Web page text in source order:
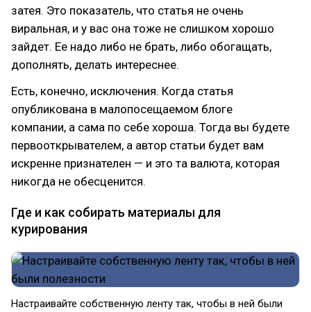
затея. Это показатель, что статья не очень
виральная, и у вас она тоже не слишком хорошо
зайдет. Ее надо либо не брать, либо обогащать,
дополнять, делать интереснее.
Есть, конечно, исключения. Когда статья
опубликована в малопосещаемом блоге
компании, а сама по себе хороша. Тогда вы будете
первооткрывателем, а автор статьи будет вам
искренне признателен — и это та валюта, которая
никогда не обесценится.
Где и как собирать материалы для
курирования
Настраивайте собственную ленту так, чтобы в ней были